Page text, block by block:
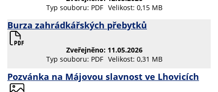
Typ souboru: PDF Velikost: 0,15 MB
Burza zahrádkářských přebytků
Zveřejněno: 11.05.2026
Typ souboru: PDF Velikost: 0,31 MB
Pozvánka na Májovou slavnost ve Lhovicích